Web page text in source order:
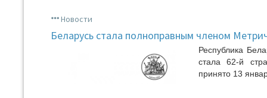
Новости
Беларусь стала полноправным членом
Республика
стала 62-й
принято 13